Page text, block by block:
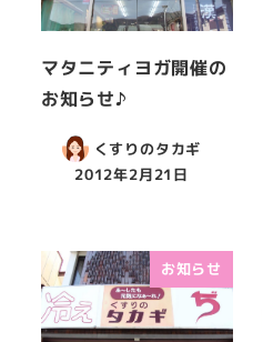
マタニティヨガ開催の
お知らせ♪
くすりのタカギ
2012年2月21日
お知らせ